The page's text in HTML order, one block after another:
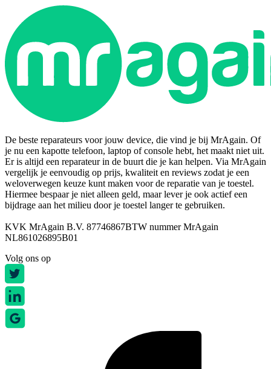
De beste reparateurs voor jouw device, die vind je bij MrAgain. Of
je nu een kapotte telefoon, laptop of console hebt, het maakt niet uit.
Er is altijd een reparateur in de buurt die je kan helpen. Via MrAgain
vergelijk je eenvoudig op prijs, kwaliteit en reviews zodat je een
weloverwegen keuze kunt maken voor de reparatie van je toestel.
Hiermee bespaar je niet alleen geld, maar lever je ook actief een
bijdrage aan het milieu door je toestel langer te gebruiken.
KVK MrAgain B.V. 87746867BTW nummer MrAgain
NL861026895B01
Volg ons op